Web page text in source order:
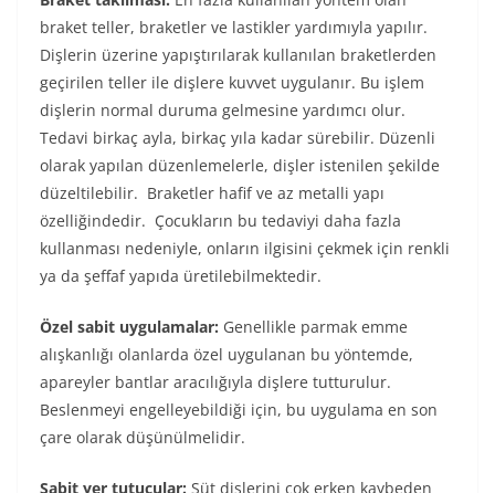
braket teller, braketler ve lastikler yardımıyla yapılır.
Dişlerin üzerine yapıştırılarak kullanılan braketlerden
geçirilen teller ile dişlere kuvvet uygulanır. Bu işlem
dişlerin normal duruma gelmesine yardımcı olur.
Tedavi birkaç ayla, birkaç yıla kadar sürebilir. Düzenli
olarak yapılan düzenlemelerle, dişler istenilen şekilde
düzeltilebilir. Braketler hafif ve az metalli yapı
özelliğindedir. Çocukların bu tedaviyi daha fazla
kullanması nedeniyle, onların ilgisini çekmek için renkli
ya da şeffaf yapıda üretilebilmektedir.
Özel sabit uygulamalar: Genellikle parmak emme
alışkanlığı olanlarda özel uygulanan bu yöntemde,
apareyler bantlar aracılığıyla dişlere tutturulur.
Beslenmeyi engelleyebildiği için, bu uygulama en son
çare olarak düşünülmelidir.
Sabit yer tutucular: Süt dişlerini çok erken kaybeden